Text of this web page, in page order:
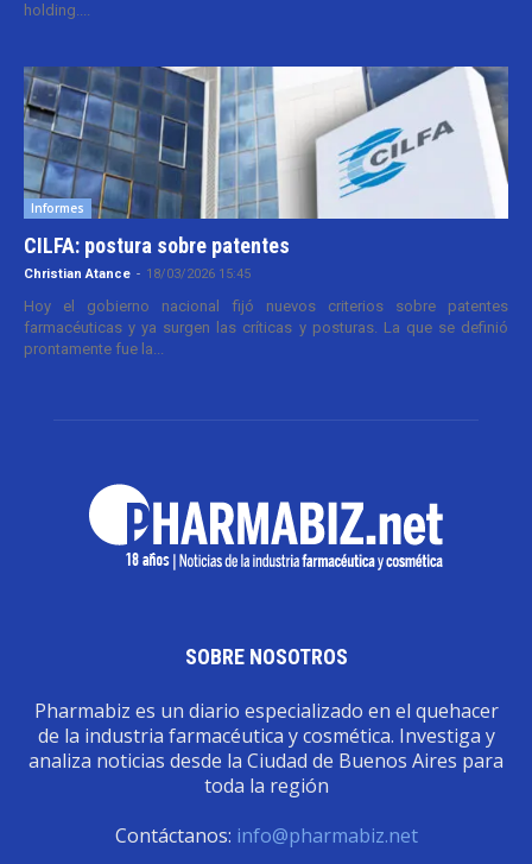
holding....
Informes
CILFA: postura sobre patentes
Christian Atance - 18/03/2026 15:45
Hoy el gobierno nacional fijó nuevos criterios sobre patentes
farmacéuticas y ya surgen las críticas y posturas. La que se definió
prontamente fue la...
SOBRE NOSOTROS
Pharmabiz es un diario especializado en el quehacer
de la industria farmacéutica y cosmética. Investiga y
analiza noticias desde la Ciudad de Buenos Aires para
toda la región
Contáctanos: info@pharmabiz.net